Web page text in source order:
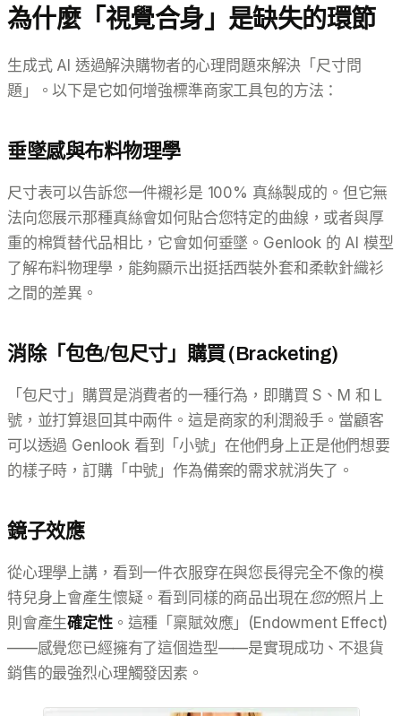
為什麼「視覺合身」是缺失的環節
生成式 AI 透過解決購物者的心理問題來解決「尺寸問
題」。以下是它如何增強標準商家工具包的方法：
垂墜感與布料物理學
尺寸表可以告訴您一件襯衫是 100% 真絲製成的。但它無
法向您展示那種真絲會如何貼合您特定的曲線，或者與厚
重的棉質替代品相比，它會如何垂墜。Genlook 的 AI 模型
了解布料物理學，能夠顯示出挺括西裝外套和柔軟針織衫
之間的差異。
消除「包色/包尺寸」購買 (Bracketing)
「包尺寸」購買是消費者的一種行為，即購買 S、M 和 L
號，並打算退回其中兩件。這是商家的利潤殺手。當顧客
可以透過 Genlook 看到「小號」在他們身上正是他們想要
的樣子時，訂購「中號」作為備案的需求就消失了。
鏡子效應
從心理學上講，看到一件衣服穿在與您長得完全不像的模
特兒身上會產生懷疑。看到同樣的商品出現在您的照片上
則會產生確定性。這種「稟賦效應」(Endowment Effect)
——感覺您已經擁有了這個造型——是實現成功、不退貨
銷售的最強烈心理觸發因素。